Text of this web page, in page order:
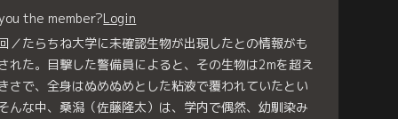
the member?Login
／たらちね大学に未確認生物が出現したとの情報がも
れた。目撃した警備員によると、その生物は2mを超え
さで、全身はぬめぬめとした粘液で覆われていたとい
んな中、桑潟（佐藤隆太）は、学内で偶然、幼馴染み